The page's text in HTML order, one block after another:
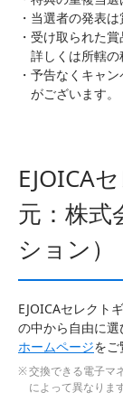
当選者の発表は
受け取られた賞
詳しくは所轄の
予告なくキャ
がございます。
EJOICA
元：株式
ション）
EJOICAセレクト
の中から自由に
ホームページをご
交換できる電子マ
によって異なります